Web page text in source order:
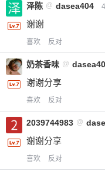
泽陈 @ dasea404
谢谢
喜欢 反对
奶茶香味 @
谢谢分享
喜欢 反对
2039744983 @
谢谢分享
喜欢 反对